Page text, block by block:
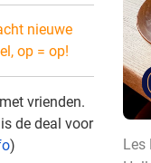
nieuwe
op = op!
vrienden.
de deal voor
) Les